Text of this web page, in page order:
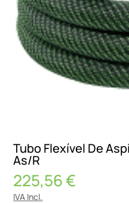
Tubo Flexível De
As/R
225,56€
IVA Incl.